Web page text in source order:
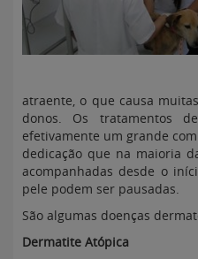
atraente, o que causa
donos. Os tratamentos
efetivamente um grande
dedicação que na maioria
acompanhadas desde o
pele podem ser pausadas.
São algumas doenças
Dermatite Atópica